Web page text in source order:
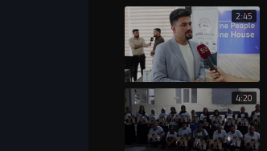
2:45
4:20